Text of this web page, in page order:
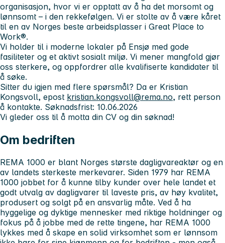
organisasjon, hvor vi er opptatt av å ha det morsomt og
lønnsomt – i den rekkefølgen. Vi er stolte av å være kåret
til en av Norges beste arbeidsplasser i Great Place to
Work®.
Vi holder til i moderne lokaler på Ensjø med gode
fasiliteter og et aktivt sosialt miljø. Vi mener mangfold gjør
oss sterkere, og oppfordrer alle kvalifiserte kandidater til
å søke.
Sitter du igjen med flere spørsmål? Da er Kristian
Kongsvoll, epost kristian.kongsvoll@rema.no, rett person
å kontakte. Søknadsfrist: 10.06.2026
Vi gleder oss til å motta din CV og din søknad!
Om bedriften
REMA 1000 er blant Norges største dagligvareaktør og en
av landets sterkeste merkevarer. Siden 1979 har REMA
1000 jobbet for å kunne tilby kunder over hele landet et
godt utvalg av dagligvarer til laveste pris, av høy kvalitet,
produsert og solgt på en ansvarlig måte. Ved å ha
hyggelige og dyktige mennesker med riktige holdninger og
fokus på å jobbe med de rette tingene, har REMA 1000
lykkes med å skape en solid virksomhet som er lønnsom